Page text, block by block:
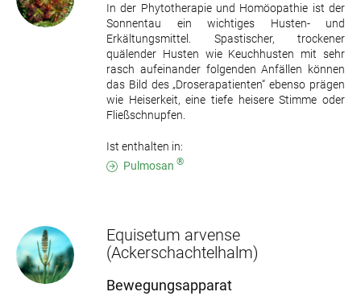
In der Phytotherapie und Homöopathie ist der
Sonnentau ein wichtiges Husten- und
Erkältungsmittel. Spastischer, trockener
quälender Husten wie Keuchhusten mit sehr
rasch aufeinander folgenden Anfällen können
das Bild des „Droserapatienten“ ebenso prägen
wie Heiserkeit, eine tiefe heisere Stimme oder
Fließschnupfen.
Ist enthalten in:
Pulmosan ®
Equisetum arvense
(Ackerschachtelhalm)
Bewegungsapparat